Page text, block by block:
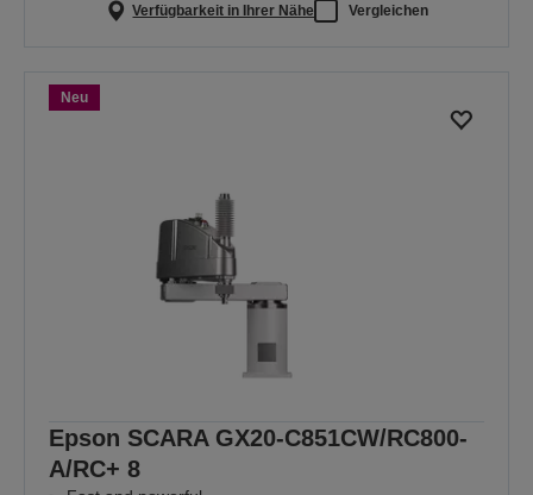
Verfügbarkeit in Ihrer Nähe Vergleichen
Neu
Epson SCARA GX20-C851CW/RC800-
A/RC+ 8